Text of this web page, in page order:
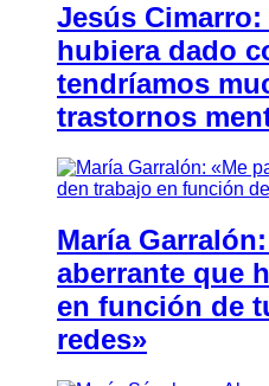
Jesús
hubiera dado
tendríamos
trastornos
María
aberrante que
en función de
redes»